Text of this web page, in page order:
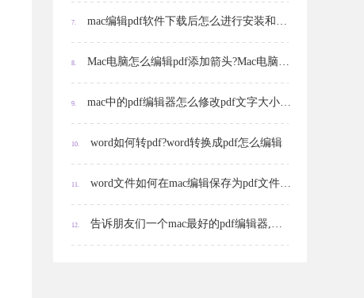
7. mac编辑pdf软件下载后怎么进行安装和编辑?
8. Mac电脑怎么编辑pdf添加箭头?Mac电脑系统下编辑pdf哪款软件好用?
9. mac中的pdf编辑器怎么修改pdf文字大小?mac中的pdf编辑器怎么给pdf添加水印?
10. word如何转pdf?word转换成pdf怎么编辑
11. word文件如何在mac编辑保存为pdf文件,mac怎么设置pdf文件不可编辑
12. 告诉朋友们一个mac最好的pdf编辑器,绝不接受反驳